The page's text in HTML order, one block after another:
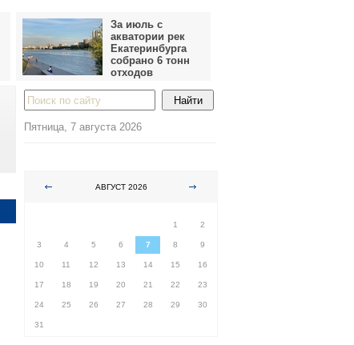
За июль с
акватории рек
Екатеринбурга
собрано 6 тонн
отходов
Пятница, 7 августа 2026
АВГУСТ 2026
1
2
3 4 5 6 7 8 9
10 11 12 13 14 15 16
17 18 19 20 21 22 23
24 25 26 27 28 29 30
31